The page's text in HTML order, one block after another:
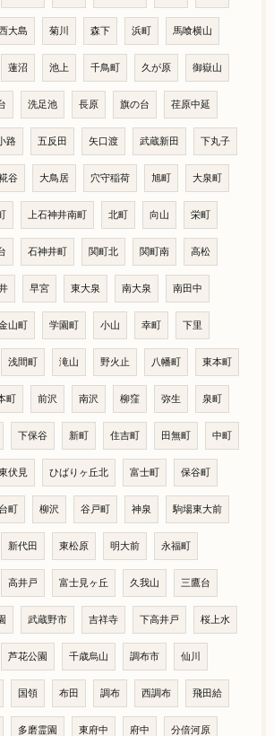
大島 菊川 森下 浜町 馬喰横山
蓮沼 池上 千鳥町 久が原 御嶽山
洗足池 長原 旗の台 荏原中延
路 五反田 矢口渡 武蔵新田 下丸子
谷 大鳥居 穴守稲荷 旭町 大泉町
上石神井南町 北町 向山 栄町
石神井町 関町北 関町南 高松
早宮 東大泉 南大泉 南田中
山町 学園町 小山 幸町 下里
浅間町 滝山 野火止 八幡町 東本町
町 前沢 南沢 柳窪 弥生 泉町
下保谷 新町 住吉町 田無町 中町
伏見 ひばりヶ丘北 富士町 保谷町
町 柳沢 谷戸町 神泉 駒場東大前
新代田 東松原 明大前 永福町
高井戸 富士見ヶ丘 久我山 三鷹台
武蔵野市 吉祥寺 下高井戸 桜上水
芦花公園 千歳烏山 調布市 仙川
国領 布田 調布 西調布 飛田給
多磨霊園 東府中 府中 分倍河原